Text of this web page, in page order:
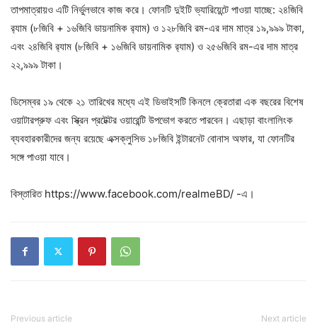
তাপমাত্রায়ও এটি নির্ভুলভাবে কাজ করে। ফোনটি দুইটি ভ্যারিয়েন্টে পাওয়া যাচ্ছে: ২৪জিবি
র‍্যাম (৮জিবি + ১৬জিবি ডায়নামিক র‍্যাম) ও ১২৮জিবি রম-এর দাম মাত্র ১৯,৯৯৯ টাকা,
এবং ২৪জিবি র‍্যাম (৮জিবি + ১৬জিবি ডায়নামিক র‍্যাম) ও ২৫৬জিবি রম-এর দাম মাত্র
২২,৯৯৯ টাকা।
ডিসেম্বর ১৯ থেকে ২১ তারিখের মধ্যে এই ডিভাইসটি কিনলে ক্রেতারা এক বছরের বিশেষ
ওয়াটারপ্রুফ এবং স্ক্রিন প্রটেক্টর ওয়ারেন্টি উপভোগ করতে পারবেন। এছাড়া বাংলালিংক
ব্যবহারকারীদের জন্য রয়েছে এক্সক্লুসিভ ১৮জিবি ইন্টারনেট বোনাস অফার, যা ফোনটির
সঙ্গে পাওয়া যাবে।
বিস্তারিত https://www.facebook.com/realmeBD/ -এ।
Previous article Next article